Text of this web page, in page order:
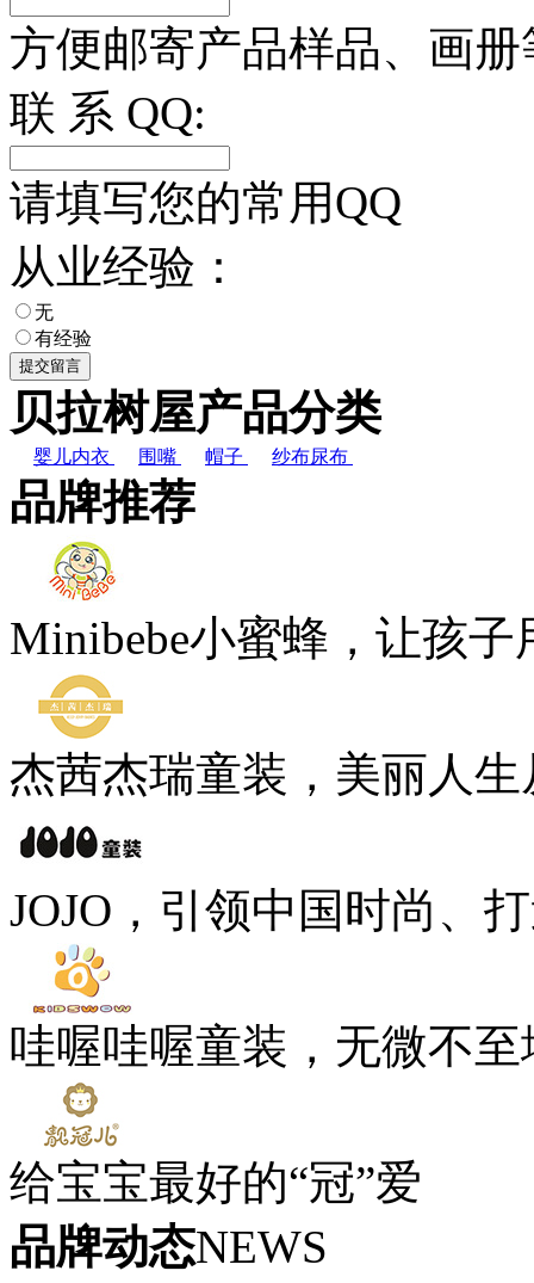
方便邮寄产品样品、画
联 系 QQ:
请填写您的常用QQ
从业经验：
无
有经验
贝拉树屋产品分类
婴儿内衣 围嘴 帽子 纱布尿布
品牌推荐
Minibebe小蜜蜂，让孩子
杰茜杰瑞童装，美丽人
JOJO，引领中国时尚、
哇喔哇喔童装，无微不
给宝宝最好的“冠”爱
品牌动态NEWS